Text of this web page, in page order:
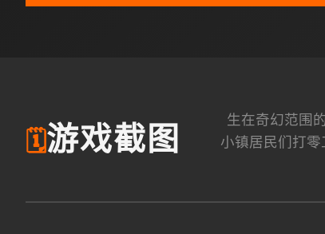
🗓️游戏截图
生在奇幻范围
小镇居民们打